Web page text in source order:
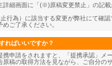
詳細画面に「(※)原稿変更禁止」の記
行為）に該当する変更が弊社にて確
ご了承ください。
ればいいですか？
携申請をされますと、「提携承認」メ
原稿の取得方法を見ながら、ご自分の